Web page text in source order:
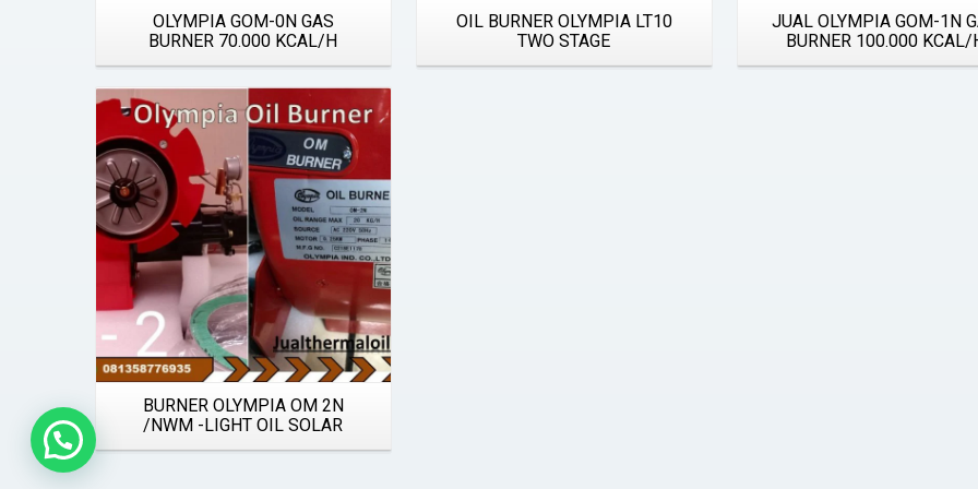
OLYMPIA GOM-0N GAS
BURNER 70.000 KCAL/H
OIL BURNER OLYMPIA LT10
TWO STAGE
JUAL OLYMPIA GOM-1N
BURNER 100.000 KCAL/
BURNER OLYMPIA OM 2N
/NWM -LIGHT OIL SOLAR